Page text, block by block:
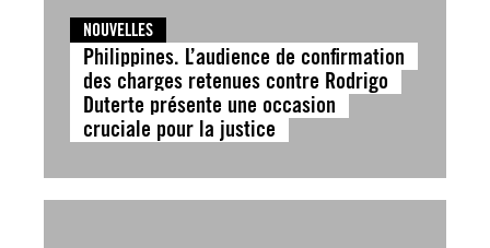
NOUVELLES
Philippines. L’audience de confirmation
des charges retenues contre Rodrigo
Duterte présente une occasion
cruciale pour la justice